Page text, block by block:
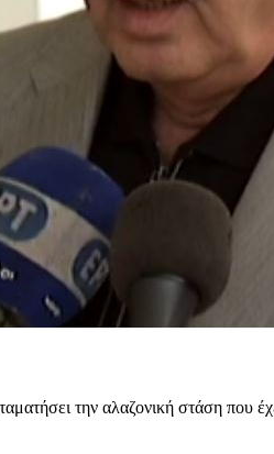
την αλαζονική στάση που